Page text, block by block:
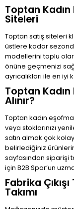
Toptan Kadın
Siteleri
Toptan satış siteleri
üstlere kadar
modellerini toplu
önüne geçmenizi
ayrıcalıkları ile en iyi
Toptan Kadın
Alınır?
Toptan kadın
veya stoklarınızı
satın almak çok
belirlediğiniz
sayfasından siparişi
için B2B Spor’un
Fabrika
Takımı